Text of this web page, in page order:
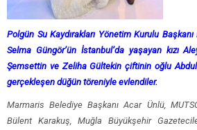
Polgün Su Kaydırakları Yönetim Kurulu
Selma Güngör’ün İstanbul’da yaşayan kızı
Şemsettin ve Zeliha Gültekin çiftinin oğlu
gerçekleşen düğün töreniyle evlendiler.
Marmaris Belediye Başkanı Acar Ünlü,
Bülent Karakuş, Muğla Büyükşehir